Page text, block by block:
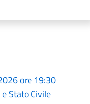
ore 19:30
Stato Civile